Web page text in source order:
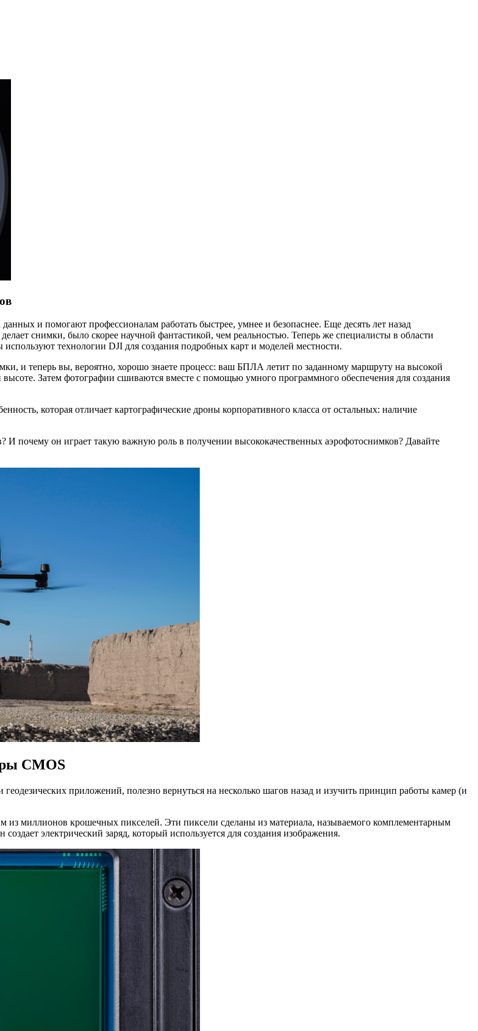
и помогают профессионалам работать быстрее, умнее и безопаснее. Еще десять лет назад
снимки, было скорее научной фантастикой, чем реальностью. Теперь же специалисты в области
технологии DJI для создания подробных карт и моделей местности.
и теперь вы, вероятно, хорошо знаете процесс: ваш БПЛА летит по заданному маршруту на высокой
Затем фотографии сшиваются вместе с помощью умного программного обеспечения для создания
которая отличает картографические дроны корпоративного класса от остальных: наличие
И почему он играет такую важную роль в получении высококачественных аэрофотоснимков? Давайте
CMOS
приложений, полезно вернуться на несколько шагов назад и изучить принцип работы камер (и
из миллионов крошечных пикселей. Эти пиксели сделаны из материала, называемого комплементарным
электрический заряд, который используется для создания изображения.